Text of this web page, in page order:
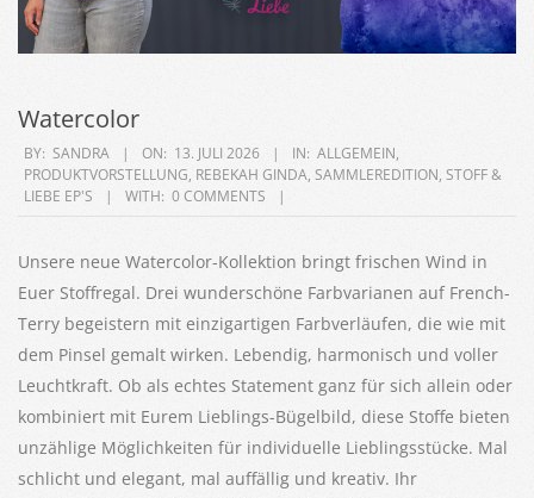
Watercolor
2026-
07-
BY: SANDRA ON: 13. JULI 2026 IN: ALLGEMEIN,
PRODUKTVORSTELLUNG, REBEKAH GINDA, SAMMLEREDITION, STOFF &
LIEBE EP'S
WITH: 0 COMMENTS
Unsere neue Watercolor-Kollektion bringt frischen Wind in
Euer Stoffregal. Drei wunderschöne Farbvarianen auf French-
Terry begeistern mit einzigartigen Farbverläufen, die wie mit
dem Pinsel gemalt wirken. Lebendig, harmonisch und voller
Leuchtkraft. Ob als echtes Statement ganz für sich allein oder
kombiniert mit Eurem Lieblings-Bügelbild, diese Stoffe bieten
unzählige Möglichkeiten für individuelle Lieblingsstücke. Mal
schlicht und elegant, mal auffällig und kreativ. Ihr